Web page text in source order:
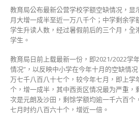
小
学
空
缺
较
暑
假
前
多
一
成
半〉
教育局公布最新公营学校学额空缺情况，显
月大增一成半至近一万八千个；中学剩余学
学生升读人数，经过暑假前后的三个月，全
学生。
教育局日前上载最新一份，即2021/2022学
情况”，以反映中小学在今年十月的空缺情
万七千八百八十七个，较今年七月，即上学
个，增一成半，其中西贡区情况最为严重，
次是元朗及沙田，剩馀学额均逾一千六百个
七月时约八百六十个，增近一倍。